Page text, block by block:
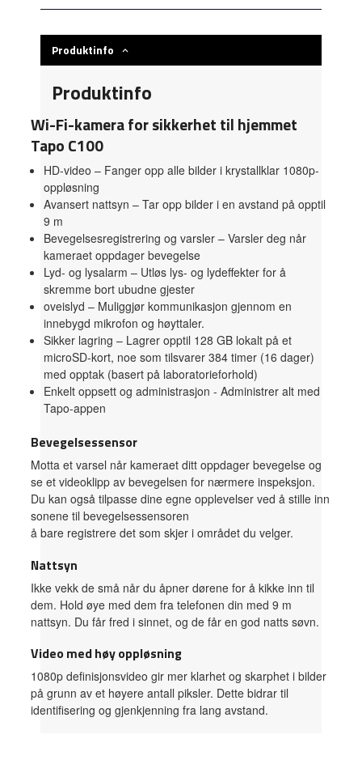
Produktinfo
Produktinfo
Wi-Fi-kamera for sikkerhet til hjemmet
Tapo C100
HD-video – Fanger opp alle bilder i krystallklar 1080p-
oppløsning
Avansert nattsyn – Tar opp bilder i en avstand på opptil
9 m
Bevegelsesregistrering og varsler – Varsler deg når
kameraet oppdager bevegelse
Lyd- og lysalarm – Utløs lys- og lydeffekter for å
skremme bort ubudne gjester
oveislyd – Muliggjør kommunikasjon gjennom en
innebygd mikrofon og høyttaler.
Sikker lagring – Lagrer opptil 128 GB lokalt på et
microSD-kort, noe som tilsvarer 384 timer (16 dager)
med opptak (basert på laboratorieforhold)
Enkelt oppsett og administrasjon - Administrer alt med
Tapo-appen
Bevegelsessensor
Motta et varsel når kameraet ditt oppdager bevegelse og
se et videoklipp av bevegelsen for nærmere inspeksjon.
Du kan også tilpasse dine egne opplevelser ved å stille inn
sonene til bevegelsessensoren
å bare registrere det som skjer i området du velger.
Nattsyn
Ikke vekk de små når du åpner dørene for å kikke inn til
dem. Hold øye med dem fra telefonen din med 9 m
nattsyn. Du får fred i sinnet, og de får en god natts søvn.
Video med høy oppløsning
1080p definisjonsvideo gir mer klarhet og skarphet i bilder
på grunn av et høyere antall piksler. Dette bidrar til
identifisering og gjenkjenning fra lang avstand.